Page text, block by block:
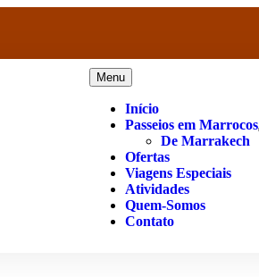
Menu
Início
Passeios em Marrocos
De Marrakech
Ofertas
Viagens Especiais
Atividades
Quem-Somos
Contato